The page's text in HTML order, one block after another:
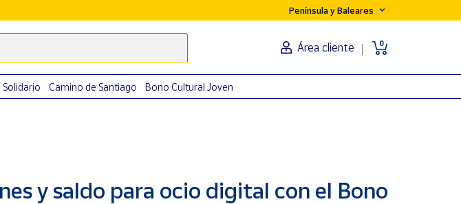
Península y Baleares
clave
Área cliente 0
Solidario Camino de Santiago Bono Cultural Joven
y saldo para ocio digital con el Bono